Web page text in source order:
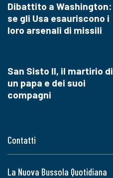
Contatti
La Nuova Bussola Quotidiana
Dibattito a Washington:
se gli Usa esauriscono i
loro arsenali di missili
San Sisto II, il martirio di
un papa e dei suoi
compagni